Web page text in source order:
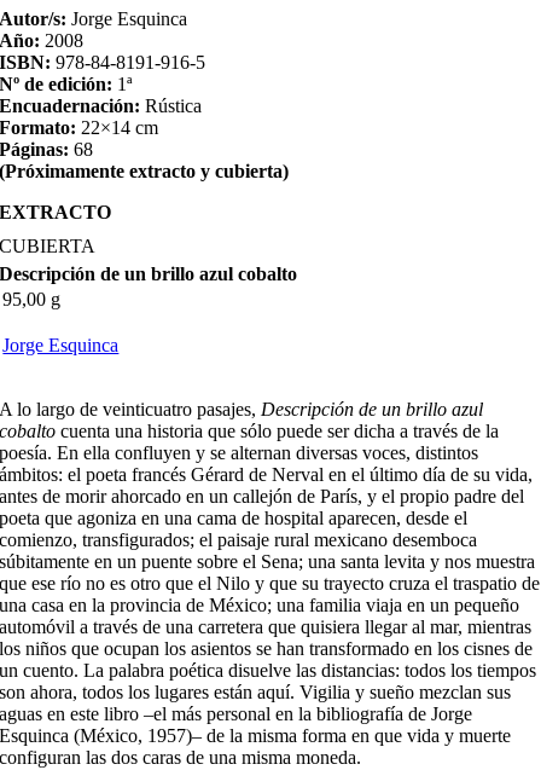
Autor/s:Jorge Esquinca
Año: 2008
ISBN:978-84-8191-916-5
Nº de edición: 1ª
Encuadernación:Rústica
Formato: 22×14 cm
Páginas:68
(Próximamente extracto y cubierta)
EXTRACTO
CUBIERTA
Descripción de un brillo azul cobalto
95,00 g
Jorge Esquinca
A lo largo de veinticuatro pasajes, Descripción de un brillo azul
cobalto cuenta una historia que sólo puede ser dicha a través de la
poesía. En ella confluyen y se alternan diversas voces, distintos
ámbitos: el poeta francés Gérard de Nerval en el último día de su vida,
antes de morir ahorcado en un callejón de París, y el propio padre del
poeta que agoniza en una cama de hospital aparecen, desde el
comienzo, transfigurados; el paisaje rural mexicano desemboca
súbitamente en un puente sobre el Sena; una santa levita y nos muestra
que ese río no es otro que el Nilo y que su trayecto cruza el traspatio de
una casa en la provincia de México; una familia viaja en un pequeño
automóvil a través de una carretera que quisiera llegar al mar, mientras
los niños que ocupan los asientos se han transformado en los cisnes de
un cuento. La palabra poética disuelve las distancias: todos los tiempos
son ahora, todos los lugares están aquí. Vigilia y sueño mezclan sus
aguas en este libro –el más personal en la bibliografía de Jorge
Esquinca (México, 1957)– de la misma forma en que vida y muerte
configuran las dos caras de una misma moneda.